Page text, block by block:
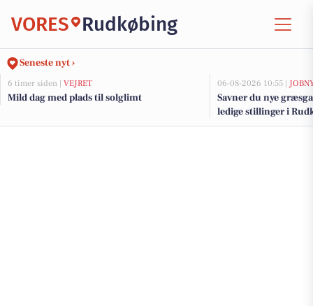
VORES Rudkøbing
Seneste nyt ›
6 timer siden | VEJRET
Mild dag med plads til solglimt
06-08-2026 10:55 |
Savner du nye
ledige stillinger i